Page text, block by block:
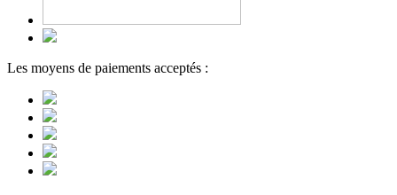
Les moyens de paiements acceptés :